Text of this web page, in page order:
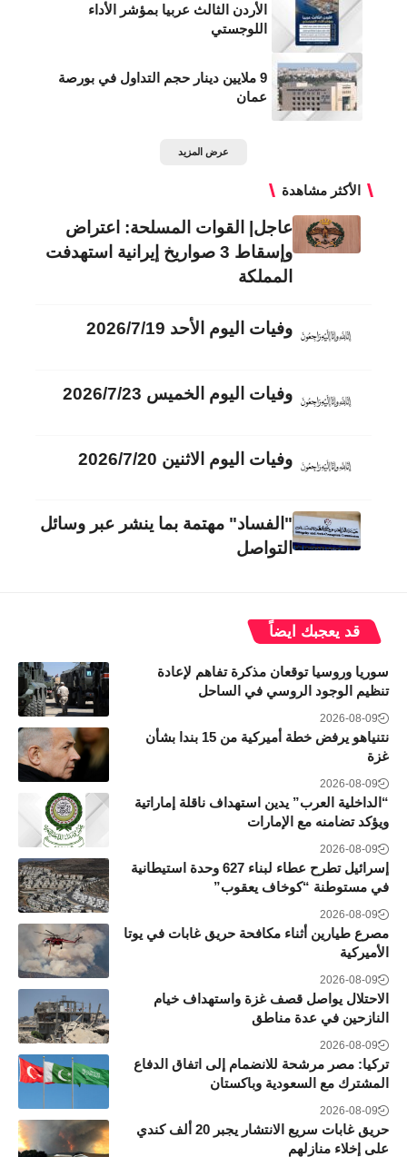
الأردن الثالث عربيا بمؤشر الأداء
اللوجستي
9 ملايين دينار حجم التداول في بورصة
عمان
عرض المزيد
الأكثر مشاهدة
عاجل| القوات المسلحة: اعتراض
وإسقاط 3 صواريخ إيرانية استهدفت
المملكة
وفيات اليوم الأحد 2026/7/19
وفيات اليوم الخميس 2026/7/23
وفيات اليوم الاثنين 2026/7/20
"الفساد" مهتمة بما ينشر عبر وسائل
التواصل
قد يعجبك ايضاً
سوريا وروسيا توقعان مذكرة تفاهم لإعادة
تنظيم الوجود الروسي في الساحل
2026-08-09
نتنياهو يرفض خطة أميركية من 15 بندا بشأن
غزة
2026-08-09
“الداخلية العرب” يدين استهداف ناقلة إماراتية
ويؤكد تضامنه مع الإمارات
2026-08-09
إسرائيل تطرح عطاء لبناء 627 وحدة استيطانية
في مستوطنة “كوخاف يعقوب”
2026-08-09
مصرع طيارين أثناء مكافحة حريق غابات في يوتا
الأميركية
2026-08-09
الاحتلال يواصل قصف غزة واستهداف خيام
النازحين في عدة مناطق
2026-08-09
تركيا: مصر مرشحة للانضمام إلى اتفاق الدفاع
المشترك مع السعودية وباكستان
2026-08-09
حريق غابات سريع الانتشار يجبر 20 ألف كندي
على إخلاء منازلهم